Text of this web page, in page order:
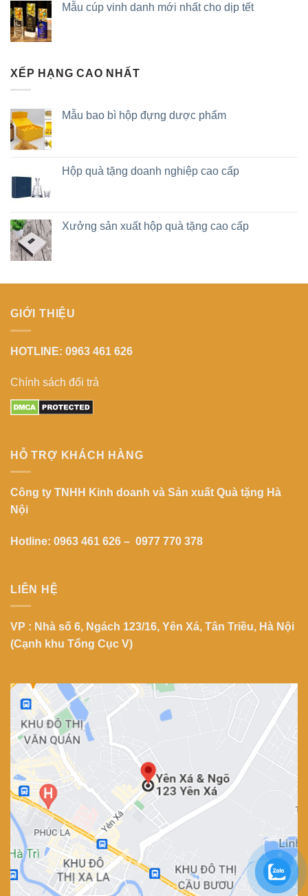
Mẫu cúp vinh danh mới nhất cho dịp tết
XẾP HẠNG CAO NHẤT
Mẫu bao bì hộp đựng dược phẩm
Hộp quà tặng doanh nghiệp cao cấp
Xưởng sản xuất hộp quà tặng cao cấp
GIỚI THIỆU
HOTLINE: 0963 461 626
Chính sách đổi trả
HỖ TRỢ KHÁCH HÀNG
Công ty TNHH Kinh doanh và Sản xuất Quà tặng Hà
Nội
Hotline: 0963 461 626 – 0977 770 378
LIÊN HỆ
VP : Nhà số 6, Ngách 123/16, Yên Xá, Tân Triều, Hà Nội
(Cạnh khu Tổng Cục V)